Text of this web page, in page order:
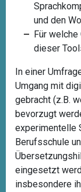
und den
Für
dieser
In einer
Umgang mit
gebracht (z.B.
bevorzugt
experimentelle
Berufsschule
eingesetzt
insbesondere